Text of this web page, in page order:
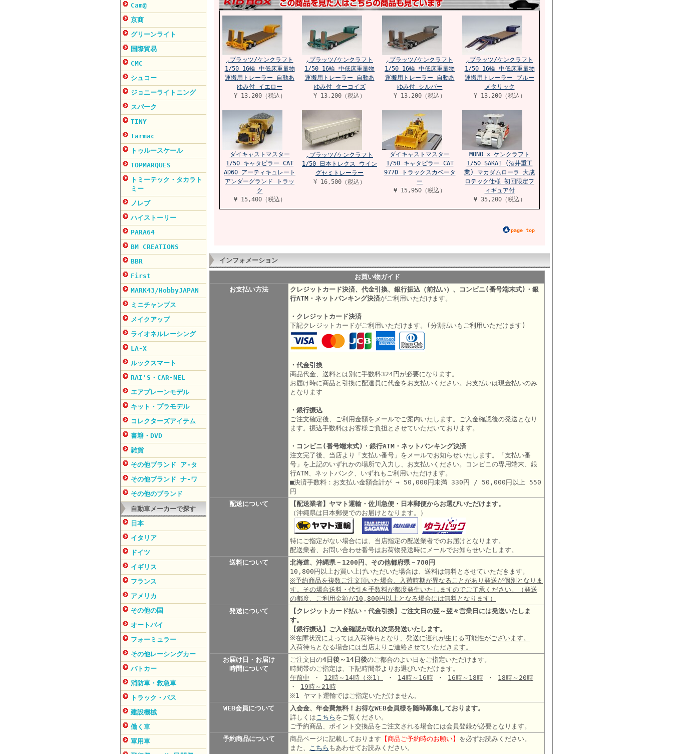
Cam@
京商
グリーンライト
国際貿易
CMC
シュコー
ジョニーライトニング
スパーク
TINY
Tarmac
トゥルースケール
TOPMARQUES
トミーテック・タカラト
ミー
ノレブ
ハイストーリー
PARA64
BM CREATIONS
BBR
First
MARK43/HobbyJAPAN
ミニチャンプス
メイクアップ
ライオネルレーシング
LA-X
ルックスマート
RAI'S・CAR-NEL
エアプレーンモデル
キット・プラモデル
コレクターズアイテム
書籍・DVD
雑貨
その他ブランド ア-タ
その他ブランド ナ-ワ
その他のブランド
自動車メーカーで探す
日本
イタリア
ドイツ
イギリス
フランス
アメリカ
その他の国
オートバイ
フォーミュラー
その他レーシングカー
パトカー
消防車・救急車
トラック・バス
建設機械
働く車
軍用車
,プラッツ/ケンクラフト
1/50 16輪 中低床重量物
運搬用トレーラー 自動あ
ゆみ付 イエロー
¥ 13,200（税込）
,プラッツ/ケンクラフト
1/50 16輪 中低床重量物
運搬用トレーラー 自動あ
ゆみ付 ターコイズ
¥ 13,200（税込）
,プラッツ/ケンクラフト
1/50 16輪 中低床重量物
運搬用トレーラー 自動あ
ゆみ付 シルバー
¥ 13,200（税込）
,プラッツ/ケンクラフト
1/50 16輪 中低床重量物
運搬用トレーラー ブルー
メタリック
¥ 13,200（税込）
ダイキャストマスター
1/50 キャタピラー CAT
AD60 アーティキュレート
アンダーグランド トラッ
ク
¥ 15,400（税込）
,プラッツ/ケンクラフト
1/50 日本トレクス ウイン
グセミトレーラー
¥ 16,500（税込）
ダイキャストマスター
1/50 キャタピラー CAT
977D トラックスカベータ
ー
¥ 15,950（税込）
MONO x ケンクラフト
1/50 SAKAI (酒井重工
業) マカダムローラ 大成
ロテック仕様 初回限定フ
ィギュア付
¥ 35,200（税込）
page top
インフォメーション
お買い物ガイド
お支払い方法
クレジットカード決済、代金引換、銀行振込（前払い）、コンビニ(番号端末式)・銀
行ATM・ネットバンキング決済がご利用いただけます。
・クレジットカード決済
下記クレジットカードがご利用いただけます。(分割払いもご利用いただけます)
・代金引換
商品代金、送料とは別に手数料324円 が必要になります。
お届け時に商品と引換に配達員に代金をお支払いください。お支払いは現金払いのみ
となります
・銀行振込
ご注文確定後、ご利用金額をメールでご案内いたします。ご入金確認後の発送となり
ます。振込手数料はお客様ご負担とさせていただいております。
・コンビニ(番号端末式)・銀行ATM・ネットバンキング決済
注文完了後、当店より「支払い番号」をメールでお知らせいたします。「支払い番
号」を上記のいずれかの場所で入力し、お支払いください。コンビニの専用端末、銀
行ATM、ネットバンク、いずれもご利用いただけます。
■決済手数料：お支払い金額合計が → 50,000円未満 330円 / 50,000円以上 550
円
配送について
【配送業者】ヤマト運輸・佐川急便・日本郵便からお選びいただけます。
（沖縄県は日本郵便でのお届けとなります。）
特にご指定がない場合には、当店指定の配送業者でのお届けとなります。
配送業者、お問い合わせ番号はお荷物発送時にメールでお知らせいたします。
送料について
北海道、沖縄県－1200円、その他都府県－780円
10,800円以上お買い上げいただいた場合は、送料は無料とさせていただきます。
※予約商品を複数ご注文頂いた場合、入荷時期が異なることがあり発送が個別となりま
す。その場合送料・代引き手数料が都度発生いたしますのでご了承ください。（発送
の都度、ご利用金額が10,800円以上となる場合には無料となります）
発送について
【クレジットカード払い・代金引換】ご注文日の翌～翌々営業日には発送いたしま
す。
【銀行振込】ご入金確認が取れ次第発送いたします。
※在庫状況によっては入荷待ちとなり、発送に遅れが生じる可能性がございます。
入荷待ちとなる場合には当店よりご連絡させていただきます。
お届け日・お届け
時間について
ご注文日の4日後～14日後のご都合のよい日をご指定いただけます。
時間帯のご指定は、下記時間帯よりお選びいただけます。
午前中 ・ 12時～14時 （※1） ・ 14時～16時 ・ 16時～18時 ・ 18時～20時
・ 19時～21時
※1 ヤマト運輸ではご指定いただけません。
WEB会員について
入会金、年会費無料！お得なWEB会員様を随時募集しております。
詳しくはこちら をご覧ください。
ご予約商品、ポイント交換品をご注文される場合には会員登録が必要となります。
予約商品について
商品ページに記載しております 【商品ご予約時のお願い】 を必ずお読みください。
また、 こちら もあわせてお読みください。